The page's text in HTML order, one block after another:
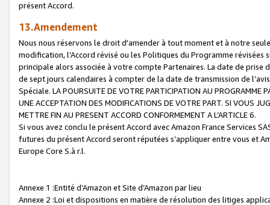
présent Accord.
13.Amendement
Nous nous réservons le droit d'amender à tout moment et à notre
modification, l’Accord révisé ou les Politiques du Programme
principale alors associée à votre compte Partenaires. La date de
de sept jours calendaires à compter de la date de transmission de
Spéciale. LA POURSUITE DE VOTRE PARTICIPATION AU PROGRAMME
UNE ACCEPTATION DES MODIFICATIONS DE VOTRE PART. SI VOUS
METTRE FIN AU PRESENT ACCORD CONFORMEMENT A L’ARTICLE 6.
Si vous avez conclu le présent Accord avec Amazon France Services
futures du présent Accord seront réputées s’appliquer entre vous et
Europe Core S.à r.l.
Annexe 1 :Entité d’Amazon et Site d’Amazon par lieu
Annexe 2 :Loi et dispositions en matière de résolution des litiges